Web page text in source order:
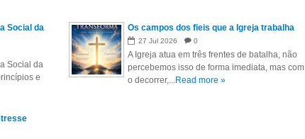
Social da
Social da
e
Os campos dos fieis que a Igreja trabalha
27 Jul 2026 0
A Igreja atua em três frentes de batalha, não
percebemos isso de forma imediata, mas com
o decorrer,... Read more »